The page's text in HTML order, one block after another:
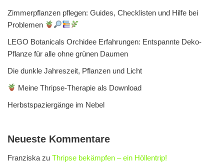
Zimmerpflanzen pflegen: Guides, Checklisten und Hilfe bei
Problemen
LEGO Botanicals Orchidee Erfahrungen: Entspannte Deko-
Pflanze für alle ohne grünen Daumen
Die dunkle Jahreszeit, Pflanzen und Licht
Meine Thripse-Therapie als Download
Herbstspaziergänge im Nebel
Neueste Kommentare
Franziska zu Thripse bekämpfen – ein Höllentrip!